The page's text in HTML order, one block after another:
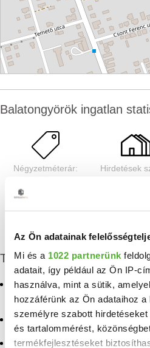
Az Ön adatainak
Mi és a 1022 partnerünk
adatait, így például az Ön IP-
használva, mint a sütik,
hozzáférünk az Ön adataihoz
személyre szabott
és tartalommérést,
termékfejlesztéseket
Balatongyörök ingatlan
Négyzetméterár: Hirdetések
További eladó ingatlanok
Eladó családi ház
Balatongyörök
Eladó ház Balatongyörök
Eladó ingatlan Karmacs